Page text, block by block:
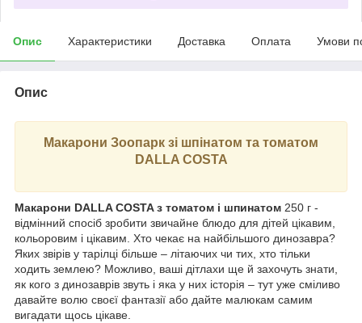
Опис Характеристики Доставка Оплата Умови
Опис
Макарони Зоопарк зі шпінатом та томатом
DALLA COSTA
Макарони DALLA COSTA з томатом і шпинатом 250 г -
відмінний спосіб зробити звичайне блюдо для дітей цікавим,
кольоровим і цікавим. Хто чекає на найбільшого динозавра?
Яких звірів у тарілці більше – літаючих чи тих, хто тільки
ходить землею? Можливо, ваші дітлахи ще й захочуть знати,
як кого з динозаврів звуть і яка у них історія – тут уже сміливо
давайте волю своєї фантазії або дайте малюкам самим
вигадати щось цікаве.